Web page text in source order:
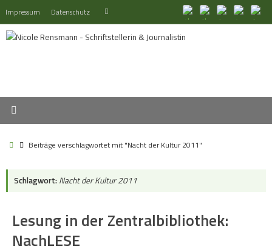
Inhalt
springen
Impressum Datenschutz Suchen
StartBeiträge verschlagwortet mit "Nacht der Kultur 2011"
Schlagwort: Nacht der Kultur 2011
Lesung in der Zentralbibliothek:
NachLESE